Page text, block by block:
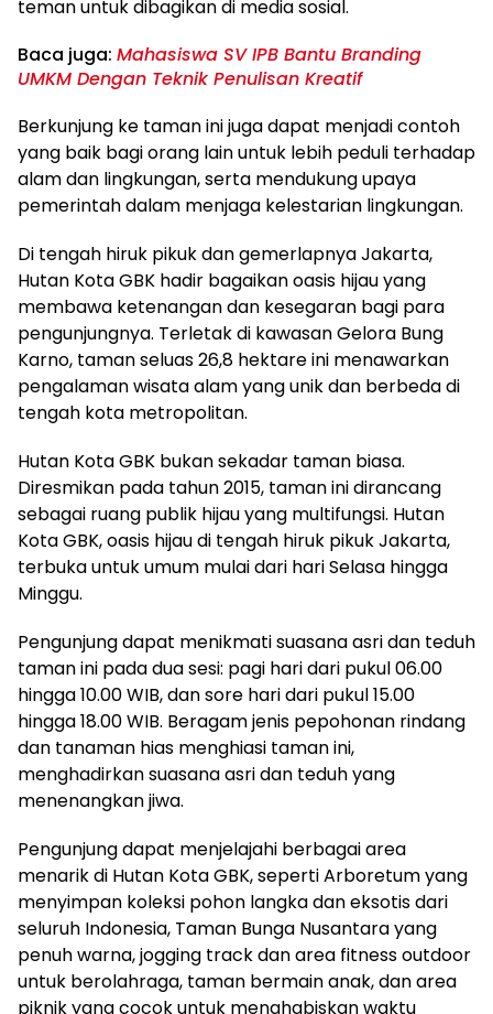
teman untuk dibagikan di media sosial.
Baca juga: Mahasiswa SV IPB Bantu Branding
UMKM Dengan Teknik Penulisan Kreatif
Berkunjung ke taman ini juga dapat menjadi contoh
yang baik bagi orang lain untuk lebih peduli terhadap
alam dan lingkungan, serta mendukung upaya
pemerintah dalam menjaga kelestarian lingkungan.
Di tengah hiruk pikuk dan gemerlapnya Jakarta,
Hutan Kota GBK hadir bagaikan oasis hijau yang
membawa ketenangan dan kesegaran bagi para
pengunjungnya. Terletak di kawasan Gelora Bung
Karno, taman seluas 26,8 hektare ini menawarkan
pengalaman wisata alam yang unik dan berbeda di
tengah kota metropolitan.
Hutan Kota GBK bukan sekadar taman biasa.
Diresmikan pada tahun 2015, taman ini dirancang
sebagai ruang publik hijau yang multifungsi. Hutan
Kota GBK, oasis hijau di tengah hiruk pikuk Jakarta,
terbuka untuk umum mulai dari hari Selasa hingga
Minggu.
Pengunjung dapat menikmati suasana asri dan teduh
taman ini pada dua sesi: pagi hari dari pukul 06.00
hingga 10.00 WIB, dan sore hari dari pukul 15.00
hingga 18.00 WIB. Beragam jenis pepohonan rindang
dan tanaman hias menghiasi taman ini,
menghadirkan suasana asri dan teduh yang
menenangkan jiwa.
Pengunjung dapat menjelajahi berbagai area
menarik di Hutan Kota GBK, seperti Arboretum yang
menyimpan koleksi pohon langka dan eksotis dari
seluruh Indonesia, Taman Bunga Nusantara yang
penuh warna, jogging track dan area fitness outdoor
untuk berolahraga, taman bermain anak, dan area
piknik yang cocok untuk menghabiskan waktu